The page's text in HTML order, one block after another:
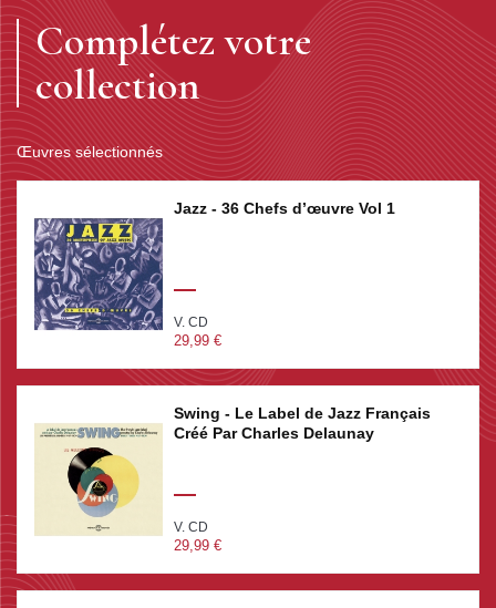
DURHAM).
Complétez votre
collection
Œuvres sélectionnés
Jazz - 36 Chefs d’œuvre Vol 1
V. CD
29,99 €
Swing - Le Label de Jazz Français
Créé Par Charles Delaunay
V. CD
29,99 €